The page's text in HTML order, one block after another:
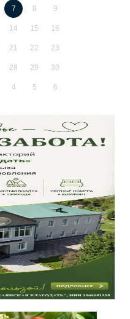
7 8 9
14 15 16
21 22 23
28 29 30
4 5 6